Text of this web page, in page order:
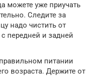
можете уже приучать
Следите за
надо чистить от
передней и задней
питании
возраста. Держите от